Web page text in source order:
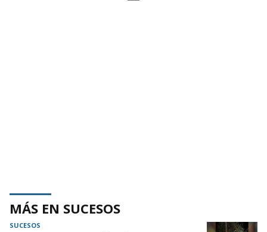
MÁS EN SUCESOS
SUCESOS